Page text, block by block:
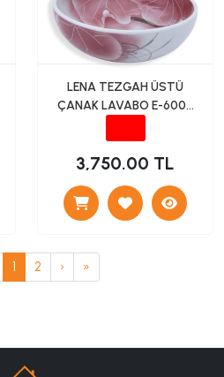
LENA TEZGAH ÜSTÜ
ÇANAK LAVABO E-6008
3,750.00 TL
1 2 › »